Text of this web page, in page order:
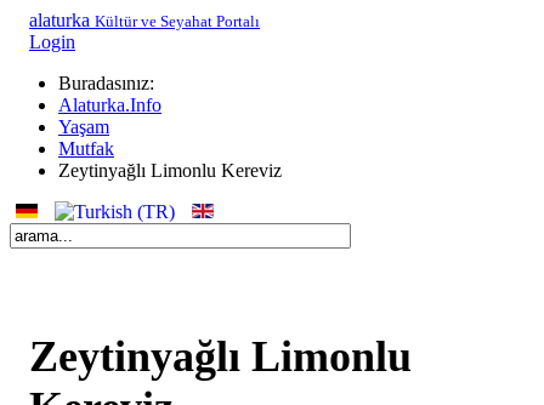
alaturka Kültür ve Seyahat Portalı
Login
Buradasınız:
Alaturka.Info
Yaşam
Mutfak
Zeytinyağlı Limonlu Kereviz
Zeytinyağlı Limonlu